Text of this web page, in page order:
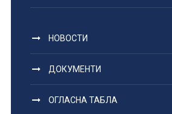
НОВОСТИ
ДОКУМЕНТИ
ОГЛАСНА ТАБЛА